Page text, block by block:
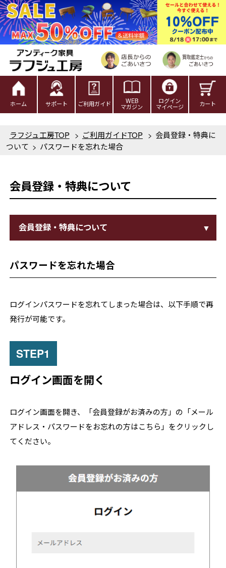
ホーム サポート ご利用ガイド WEB
マガジン
ログイン
マイページ カート
ラフジュ工房TOP > ご利用ガイドTOP > 会員登録・特典に
ついて > パスワードを忘れた場合
会員登録・特典について
会員登録・特典について
パスワードを忘れた場合
ログインパスワードを忘れてしまった場合は、以下手順で再
発行が可能です。
ログイン画面を開く
ログイン画面を開き、「会員登録がお済みの方」の「メール
アドレス・パスワードをお忘れの方はこちら」をクリックし
てください。